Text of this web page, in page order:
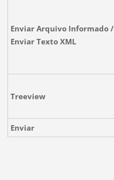
Enviar Arquivo Informado /
Enviar Texto XML
Treeview
Enviar